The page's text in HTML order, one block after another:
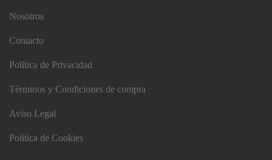
Nosotros
Contacto
Política de Privacidad
Términos y Condiciones de compra
Aviso Legal
Política de Cookies